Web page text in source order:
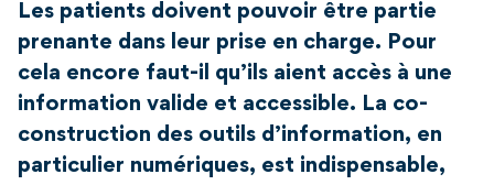
Les patients doivent pouvoir être partie
prenante dans leur prise en charge. Pour
cela encore faut-il qu’ils aient accès à une
information valide et accessible. La co-
construction des outils d’information, en
particulier numériques, est indispensable,